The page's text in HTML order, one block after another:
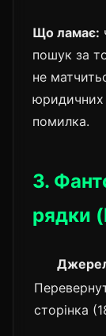
Що ламає:
пошук за
не
юридичних
помилка.
3.
рядки
сторінка